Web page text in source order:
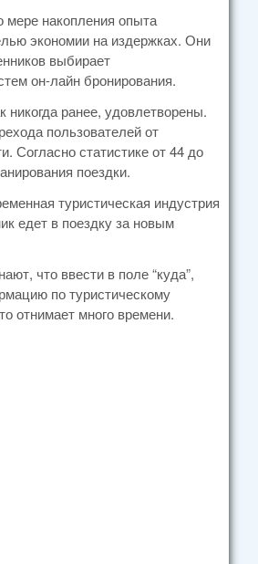
мере накопления опыта
экономии на издержках. Они
выбирает
он-лайн бронирования.
никогда ранее, удовлетворены.
пользователей от
Согласно статистике от 44 до
поездки.
туристическая индустрия
едет в поездку за новым
что ввести в поле “куда”,
по туристическому
отнимает много времени.